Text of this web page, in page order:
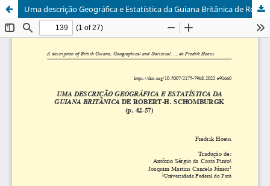
Uma descrição Geográfica e Estatística da Guiana Britânica de Robert-H. Schomburgk